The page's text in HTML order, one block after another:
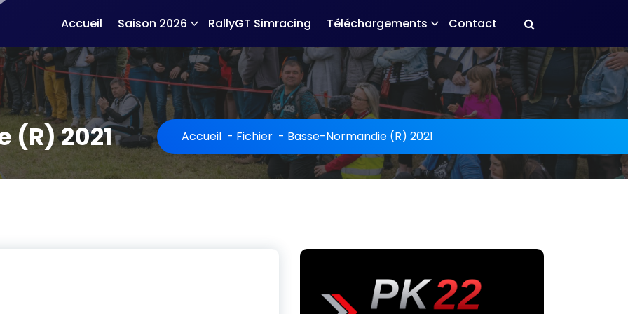
Accueil Saison 2026 RallyGT Simracing Téléchargements Contact
2021 Accueil - Fichier - Basse-Normandie (R) 2021